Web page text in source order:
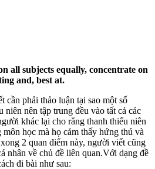
all subjects equally, concentrate on
and, best at.
cần phải thảo luận tại sao một số
nên tập trung đều vào tất cả các
khác lại cho rằng thanh thiếu niên
học mà họ cảm thấy hứng thú và
2 quan điểm này, người viết cũng
nhân về chủ đề liên quan.Với dạng đề
đi bài như sau: